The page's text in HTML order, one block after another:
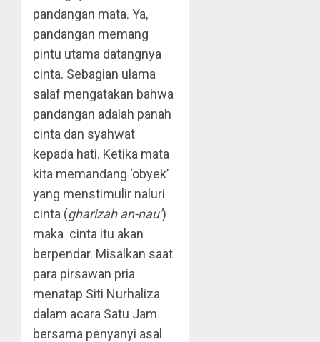
pandangan mata. Ya,
pandangan memang
pintu utama datangnya
cinta. Sebagian ulama
salaf mengatakan bahwa
pandangan adalah panah
cinta dan syahwat
kepada hati. Ketika mata
kita memandang ‘obyek’
yang menstimulir naluri
cinta (gharizah an-nau’)
maka cinta itu akan
berpendar. Misalkan saat
para pirsawan pria
menatap Siti Nurhaliza
dalam acara Satu Jam
bersama penyanyi asal